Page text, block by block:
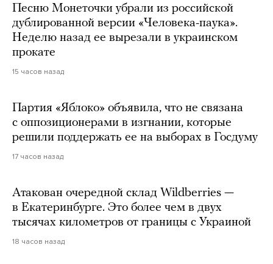
Песню Монеточки убрали из российской
дублированной версии «Человека-паука».
Неделю назад ее вырезали в украинском
прокате
15 часов назад
Партия «Яблоко» объявила, что не связана
с оппозиционерами в изгнании, которые
решили поддержать ее на выборах в Госдуму
17 часов назад
Атакован очередной склад Wildberries —
в Екатеринбурге. Это более чем в двух
тысячах километров от границы с Украиной
18 часов назад